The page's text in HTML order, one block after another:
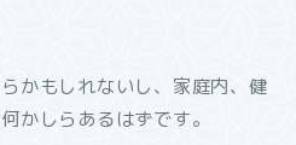
かもしれないし、家庭内、健
かしらあるはずです。